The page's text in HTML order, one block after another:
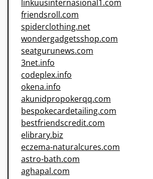
linkuusinternasional1.com
friendsroll.com
spiderclothing.net
wondergadgetsshop.com
seatgurunews.com
3net.info
codeplex.info
okena.info
akunidpropokerqq.com
bespokecardetailing.com
bestfriendscredit.com
elibrary.biz
eczema-naturalcures.com
astro-bath.com
aghapal.com